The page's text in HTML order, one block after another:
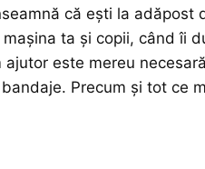
că ești la adăpost
ta și copii, când îi
este mereu
Precum și tot ce